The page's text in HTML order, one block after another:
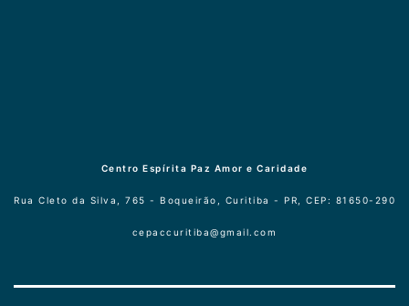
Centro Espírita Paz Amor e Caridade
Rua Cleto da Silva, 765 - Boqueirão, Curitiba - PR, CEP: 81650-290
cepaccuritiba@gmail.com